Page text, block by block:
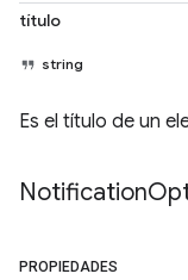
título
string
Es el título de un
Notification
PROPIEDADES